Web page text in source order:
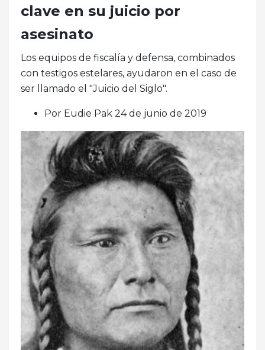
clave en su juicio por
asesinato
Los equipos de fiscalía y defensa, combinados
con testigos estelares, ayudaron en el caso de
ser llamado el "Juicio del Siglo".
Por Eudie Pak 24 de junio de 2019